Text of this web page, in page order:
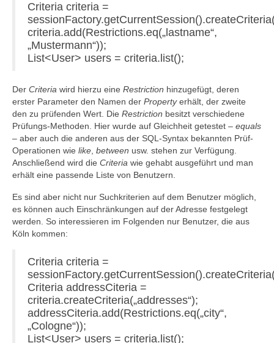
Criteria criteria =
criteria.add(Restrictions.eq(„lastname“,
„Mustermann“));
List<User> users = criteria.list();
Der Criteria wird hierzu eine Restriction hinzugefügt, deren
erster Parameter den Namen der Propertyerhält, der zweite
den zu prüfenden Wert. Die Restriction besitzt verschiedene
Prüfungs-Methoden. Hier wurde auf Gleichheit getestet – equals
– aber auch die anderen aus der SQL-Syntax bekannten Prüf-
Operationen wie like between usw. stehen zur Verfügung.
Anschließend wird die Criteria wie gehabt ausgeführt und man
erhält eine passende Liste von Benutzern.
Es sind aber nicht nur Suchkriterien auf dem Benutzer möglich,
es können auch Einschränkungen auf der Adresse festgelegt
werden. So interessieren im Folgenden nur Benutzer, die aus
Köln kommen:
Criteria criteria =
Criteria addressCiteria =
criteria.createCriteria(„addresses“);
addressCiteria.add(Restrictions.eq(„city“,
„Cologne“));
List<User> users = criteria.list();